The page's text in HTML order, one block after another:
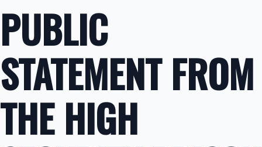
PUBLIC
STATEMENT FROM
THE HIGH